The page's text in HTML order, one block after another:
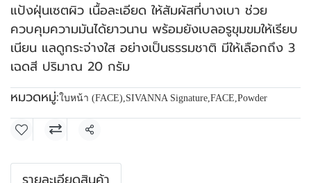
แป้งฝุ่นเซตผิว เนื้อละเอียด ให้สัมผัสที่บางเบา ช่วย
ควบคุมความมันได้ยาวนาน พร้อมยังเบลอรูขุมขมให้เรียบ
เนียน แลดูกระจ่างใส อย่างเป็นธรรมชาติ มีให้เลือกถึง 3
เฉดสี ปริมาณ 20 กรัม
หมวดหมู่:ใบหน้า (FACE),SIVANNA Signature,FACE,Powder
แชร์